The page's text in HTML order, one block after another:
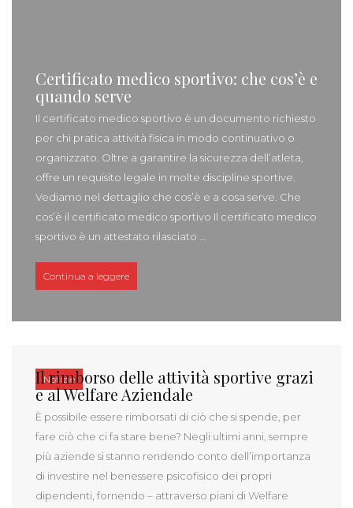
Certificato medico sportivo: che cos’è e
quando serve
Il certificato medico sportivo è un documento richiesto
per chi pratica attività fisica in modo continuativo o
organizzato. Oltre a garantire la sicurezza dell’atleta,
offre un requisito legale in molte discipline sportive.
Vediamo nel dettaglio che cos’è e a cosa serve. Che
cos’è il certificato medico sportivo Il certificato medico
sportivo è un attestato rilasciato …
Continua a leggere“Certificato medico sportivo: che cos’è e quando
Notizie
Il rimborso delle attività sportive grazi
e al Welfare Aziendale
È possibile essere rimborsati di ciò che si spende, per
fare ciò che ci fa stare bene? Negli ultimi anni, sempre
più aziende si stanno rendendo conto dell’importanza
di investire nel benessere psicofisico dei propri
dipendenti, fornendo – attraverso piani di Welfare